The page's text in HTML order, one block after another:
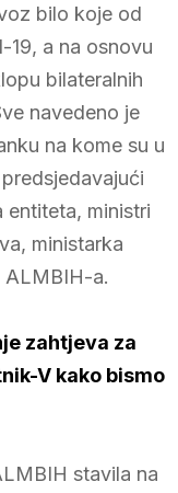
bilo koje od
a na osnovu
bilateralnih
navedeno je
na kome su u
entiteta, ministri
ministarka
ALMBIH-a.
zahtjeva za
V kako bismo
stavila na